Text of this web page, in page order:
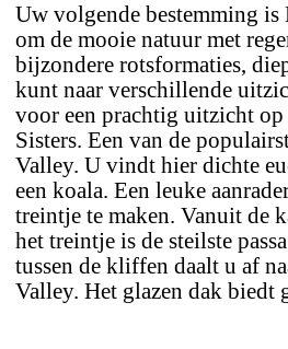
Uw volgende bestemming
om de mooie natuur met
bijzondere rotsformaties,
kunt naar verschillende
voor een prachtig uitzicht op
Sisters. Een van de
Valley. U vindt hier dichte
een koala. Een leuke
treintje te maken. Vanuit de
het treintje is de steilste
tussen de kliffen daalt u af
Valley. Het glazen dak biedt